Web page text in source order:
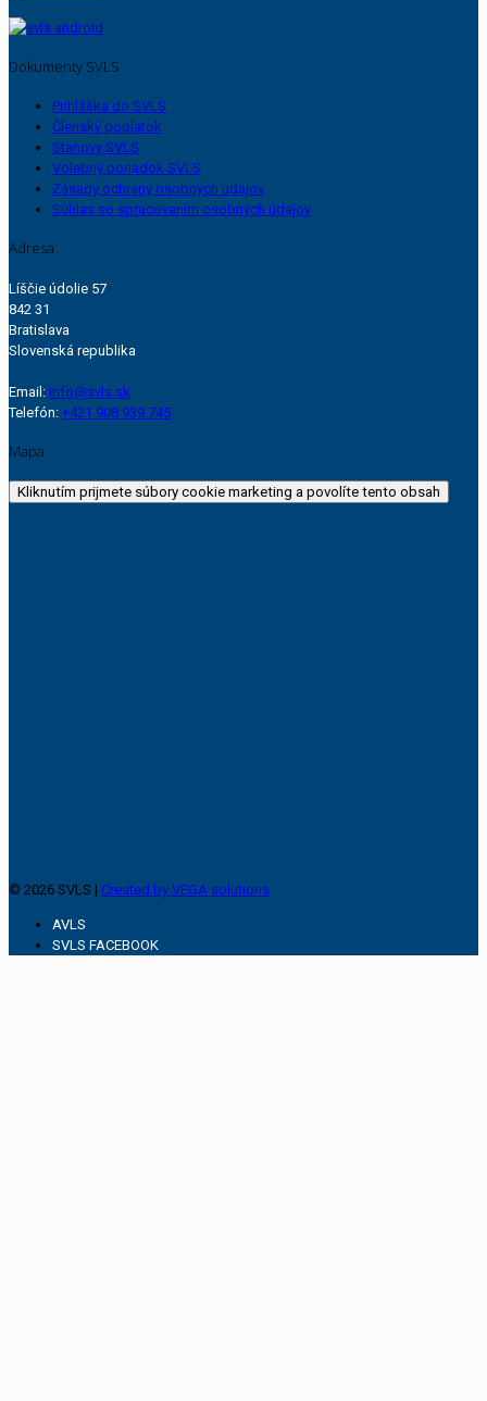
Dokumenty SVLS
Prihláška do SVLS
Členský poplatok
Stanovy SVLS
Volebný poriadok SVLS
Zásady ochrany osobných údajov
Súhlas so spracovaním osobných údajov
Adresa
Líščie údolie 57
842 31
Bratislava
Slovenská republika
Email: info@svls.sk
Telefón: +421 908 939 745
Mapa
Kliknutím prijmete súbory cookie marketing a povolíte tento obsah
© 2026 SVLS | Created by VEGA solutions
AVLS
SVLS FACEBOOK